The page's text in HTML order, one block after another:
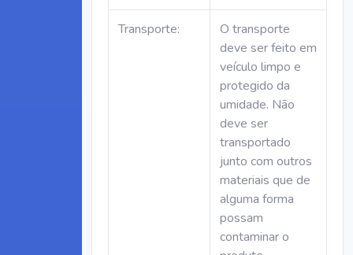
Transporte:
O transporte
deve ser feito em
veículo limpo e
protegido da
umidade. Não
deve ser
transportado
junto com outros
materiais que de
alguma forma
possam
contaminar o